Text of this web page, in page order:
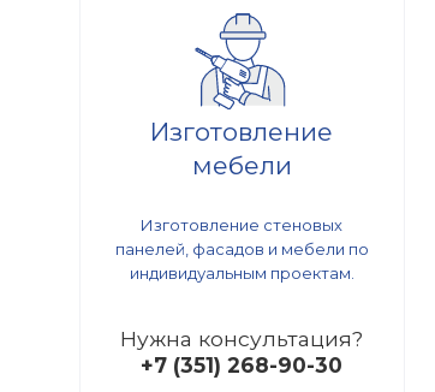
Изготовление
мебели
Изготовление стеновых
панелей, фасадов и мебели по
индивидуальным проектам.
Нужна консультация?
+7 (351) 268-90-30